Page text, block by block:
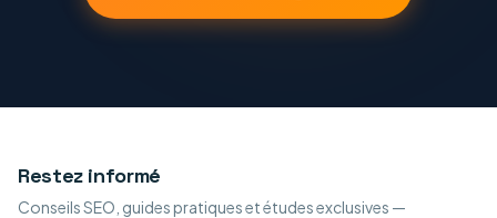
Restez informé
Conseils SEO, guides pratiques et études exclusives —